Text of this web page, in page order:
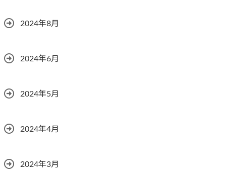
2024年8月
2024年6月
2024年5月
2024年4月
2024年3月